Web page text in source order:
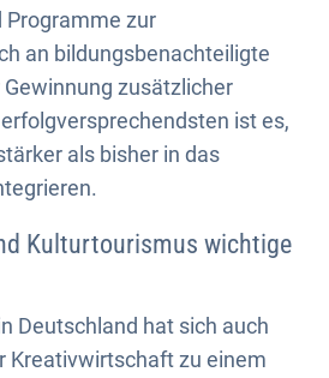
Programme zur
an bildungsbenachteiligte
zusätzlicher
ist es,
als bisher in das
Kulturtourismus wichtige
Deutschland hat sich auch
Kreativwirtschaft zu einem